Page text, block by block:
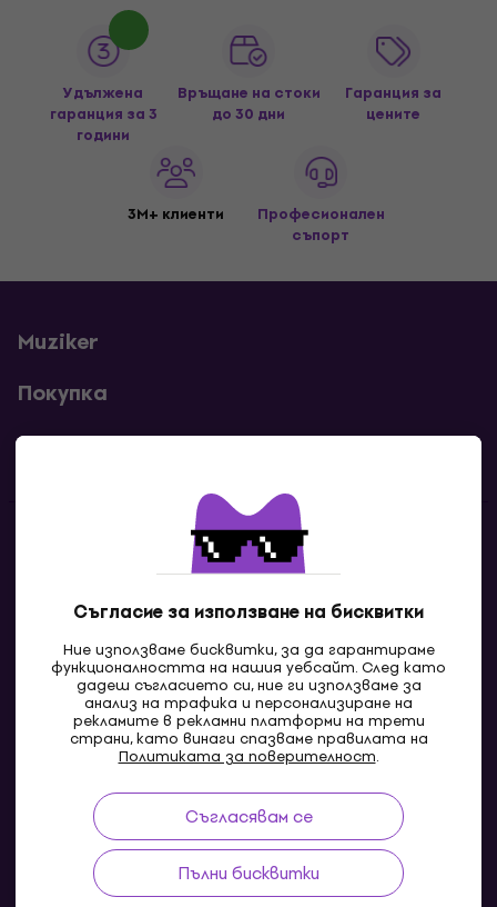
Съгласие за използване на бисквитки
Ние използваме бисквитки, за да гарантираме
функционалността на нашия уебсайт. След като
дадеш съгласието си, ние ги използваме за
анализ на трафика и персонализиране на
рекламите в рекламни платформи на трети
страни, като винаги спазваме правилата на
Политиката за поверителност.
Съгласявам се
Пълни бисквитки
Удължена
гаранция за 3
години
Връщане на стоки
до 30 дни
Гаранция за
цените
3M+ клиенти
Професионален
съпорт
Muziker
Покупка
Полезни линкове
Контакти
MK